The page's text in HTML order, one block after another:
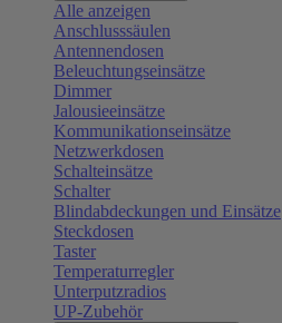
Alle anzeigen
Anschlusssäulen
Antennendosen
Beleuchtungseinsätze
Dimmer
Jalousieeinsätze
Kommunikationseinsätze
Netzwerkdosen
Schalteinsätze
Schalter
Blindabdeckungen und Einsätze
Steckdosen
Taster
Temperaturregler
Unterputzradios
UP-Zubehör